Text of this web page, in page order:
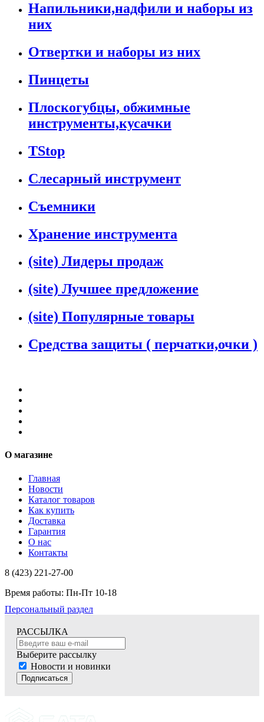
Напильники,надфили и наборы из
них
Отвертки и наборы из них
Пинцеты
Плоскогубцы, обжимные
инструменты,кусачки
TStop
Слесарный инструмент
Съемники
Хранение инструмента
(site) Лидеры продаж
(site) Лучшее предложение
(site) Популярные товары
Средства защиты ( перчатки,очки )
О магазине
Главная
Новости
Каталог товаров
Как купить
Доставка
Гарантия
О нас
Контакты
8 (423) 221-27-00
Время работы: Пн-Пт 10-18
Персональный раздел
РАССЫЛКА
Выберите рассылку
Новости и новинки
Подписаться